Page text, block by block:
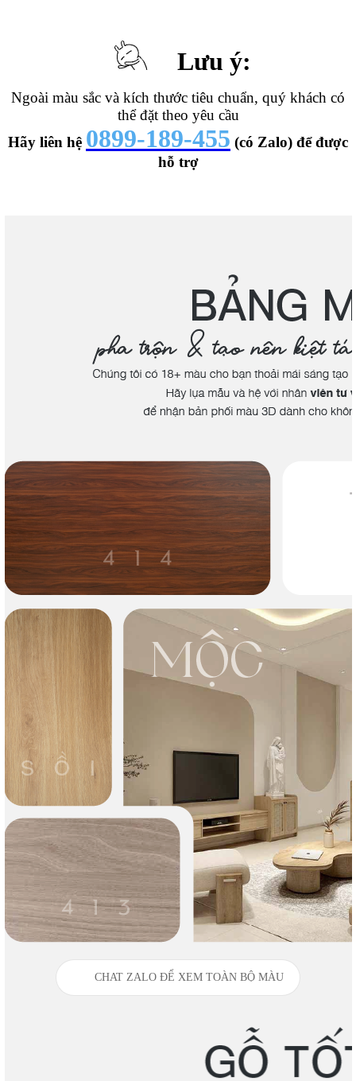
Lưu ý:
Ngoài màu sắc và kích thước tiêu chuẩn, quý khách có
thể đặt theo yêu cầu
Hãy liên hệ 0899-189-455 (có Zalo) để được
hỗ trợ
CHAT ZALO ĐỂ XEM TOÀN BỘ MÀU